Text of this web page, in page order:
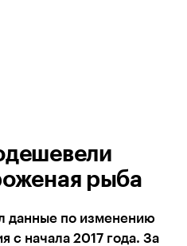
рыба
данные по изменению
с начала 2017 года. За